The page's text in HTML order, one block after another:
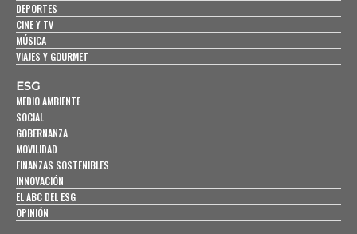
DEPORTES
CINE Y TV
MÚSICA
VIAJES Y GOURMET
ESG
MEDIO AMBIENTE
SOCIAL
GOBERNANZA
MOVILIDAD
FINANZAS SOSTENIBLES
INNOVACIÓN
EL ABC DEL ESG
OPINIÓN